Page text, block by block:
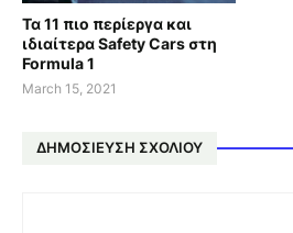
Τα 11 πιο περίεργα και
ιδιαίτερα Safety Cars στη
Formula 1
March 15, 2021
ΔΗΜΟΣΊΕΥΣΗ ΣΧΟΛΊΟΥ